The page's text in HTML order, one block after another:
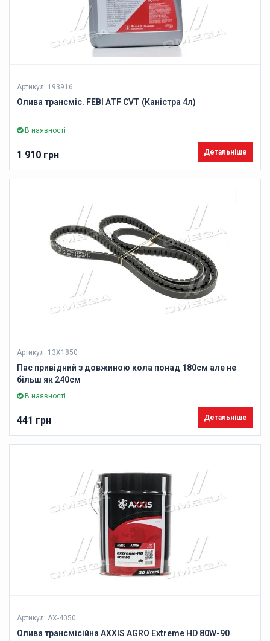
Артикул: 193916
Олива трансміс. FEBI ATF CVT (Каністра 4л)
В наявності
1 910 грн Детальніше
Артикул: 13X1850
Пас привідний з довжиною кола понад 180см але не
більш як 240см
В наявності
441 грн Детальніше
Артикул: AX-4050
Олива трансмісійна AXXIS AGRO Extreme HD 80W-90